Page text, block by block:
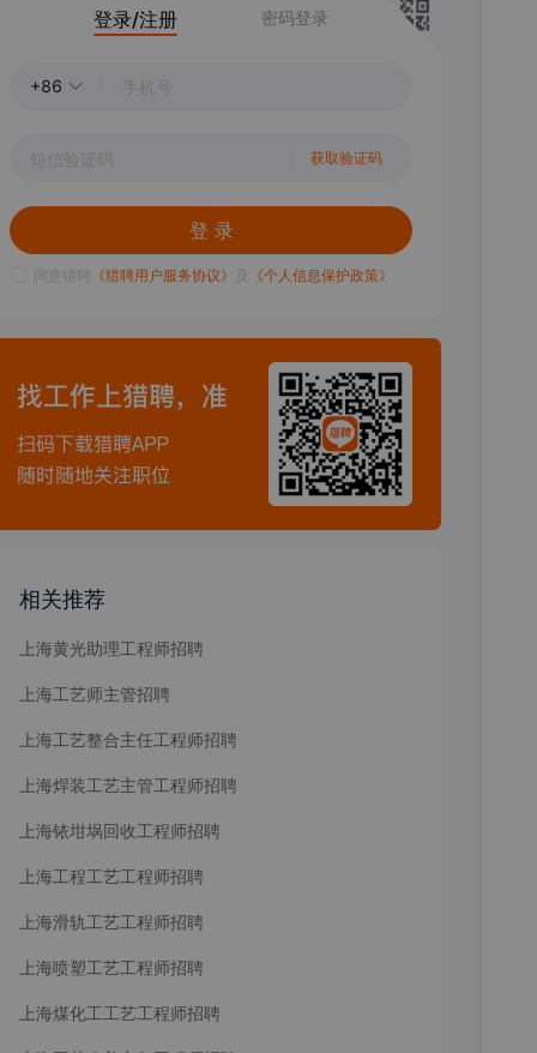
登录/注册 密码登录
+86
获取验证码
登 录
同意猎聘 《猎聘用户服务协议》 及 《个人信息保护政策》
相关推荐
上海黄光助理工程师招聘
上海工艺师主管招聘
上海工艺整合主任工程师招聘
上海焊装工艺主管工程师招聘
上海铱坩埚回收工程师招聘
上海工程工艺工程师招聘
上海滑轨工艺工程师招聘
上海喷塑工艺工程师招聘
上海煤化工工艺工程师招聘